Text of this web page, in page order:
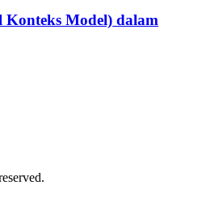
Model) dalam